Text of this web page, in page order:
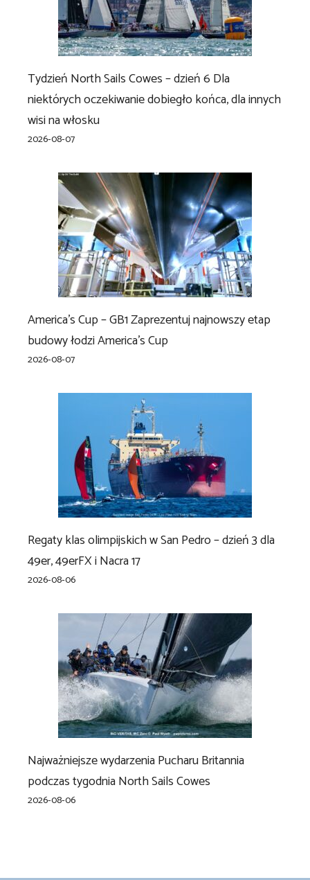
Tydzień North Sails Cowes – dzień 6 Dla
niektórych oczekiwanie dobiegło końca, dla innych
wisi na włosku
2026-08-07
America’s Cup – GB1 Zaprezentuj najnowszy etap
budowy łodzi America’s Cup
2026-08-07
Regaty klas olimpijskich w San Pedro – dzień 3 dla
49er, 49erFX i Nacra 17
2026-08-06
Najważniejsze wydarzenia Pucharu Britannia
podczas tygodnia North Sails Cowes
2026-08-06